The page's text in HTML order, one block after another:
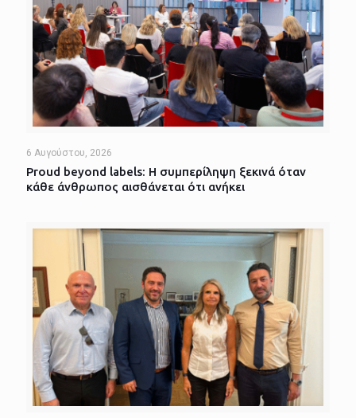
6 Αυγούστου, 2026
Proud beyond labels: Η συμπερίληψη ξεκινά όταν
κάθε άνθρωπος αισθάνεται ότι ανήκει